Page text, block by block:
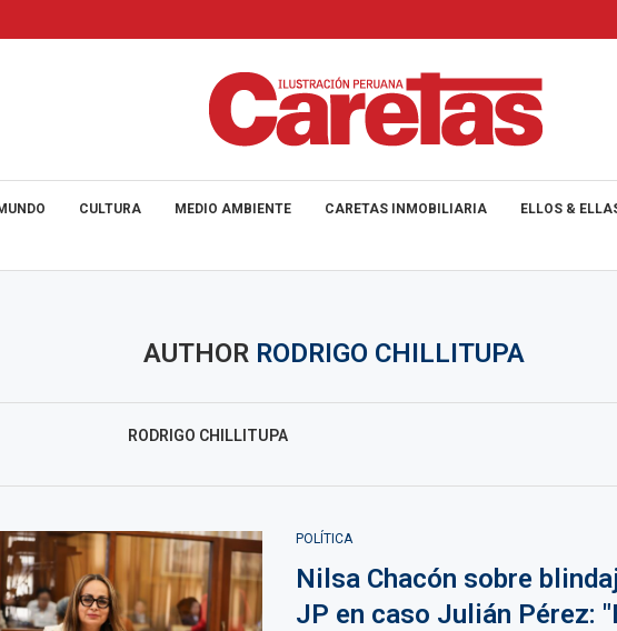
CULTURA MEDIO AMBIENTE CARETAS INMOBILIARIA ELLOS &
AUTHOR RODRIGO CHILLITUPA
RODRIGO CHILLITUPA
POLÍTICA
Nilsa Chacón sobre
JP en caso Julián Pérez: